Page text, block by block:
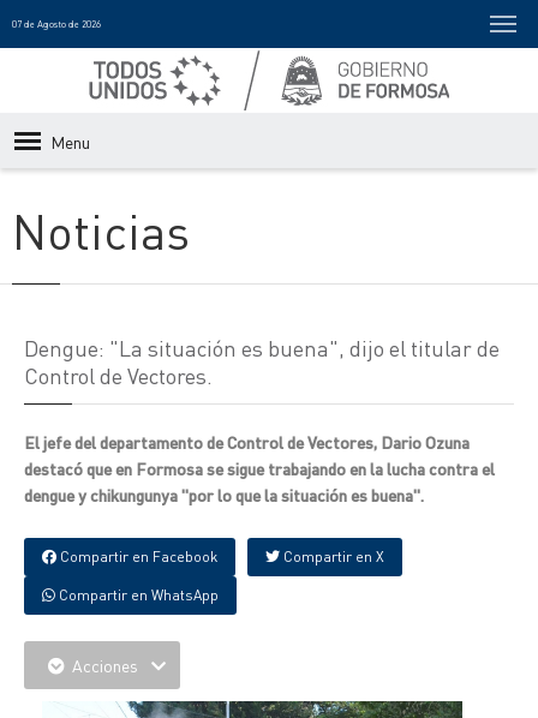
07 de Agosto de 2026
Menu
Noticias
Dengue: "La situación es buena", dijo el titular de
Control de Vectores.
El jefe del departamento de Control de Vectores, Dario Ozuna
destacó que en Formosa se sigue trabajando en la lucha contra el
dengue y chikungunya "por lo que la situación es buena".
Compartir en Facebook Compartir en X
Compartir en WhatsApp
Acciones